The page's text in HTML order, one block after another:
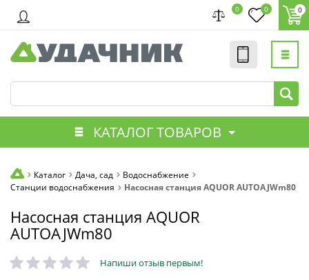
0 0 0
КАТАЛОГ ТОВАРОВ
Каталог Дача, сад
Водоснабжение
Станции водоснабжения
Насосная станция AQUOR AUTOAJWm80
Насосная станция AQUOR
AUTOAJWm80
Напиши отзыв первым!